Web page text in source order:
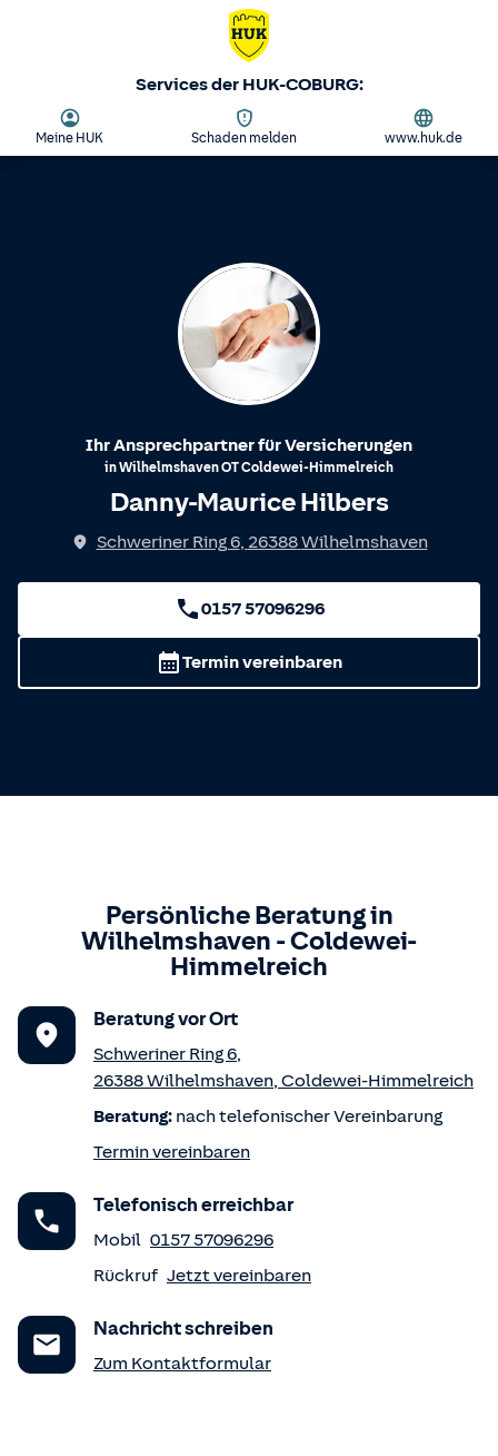
Services der HUK-COBURG:
Meine HUK Schaden melden www.huk.de
Ihr Ansprechpartner für Versicherungen
inWilhelmshavenOTColdewei-Himmelreich
Danny-Maurice Hilbers
Schweriner Ring 6, 26388Wilhelmshaven
0157 57096296
Termin vereinbaren
Persönliche Beratung in
Wilhelmshaven -Coldewei-
Himmelreich
Beratung vor Ort
Schweriner Ring 6,
26388Wilhelmshaven, Coldewei-Himmelreich
Beratung: nach telefonischer Vereinbarung
Termin vereinbaren
Telefonisch erreichbar
Mobil 0157 57096296
Rückruf Jetzt vereinbaren
Nachricht schreiben
Zum Kontaktformular